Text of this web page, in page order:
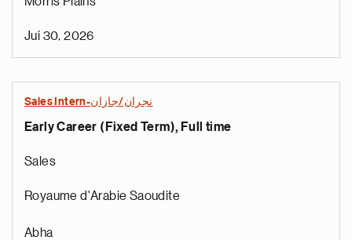
Jui 30, 2026
Sales Intern-نجران/جازان
Early Career (Fixed Term), Full time
Sales
Royaume d'Arabie Saoudite
Abha